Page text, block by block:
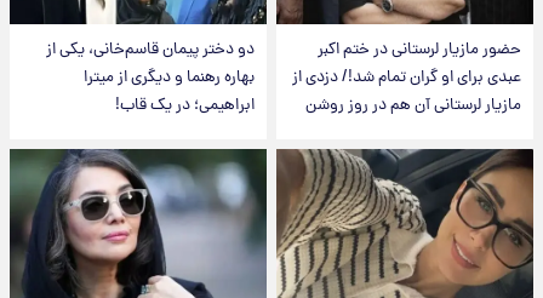
حضور مازیار لرستانی در ختم اکبر
عبدی برای او گران تمام شد!/ دزدی از
مازیار لرستانی آن هم در روز روشن
دو دختر پیمان قاسم‌خانی، یکی از
بهاره رهنما و دیگری از میترا
ابراهیمی؛ در یک قاب!